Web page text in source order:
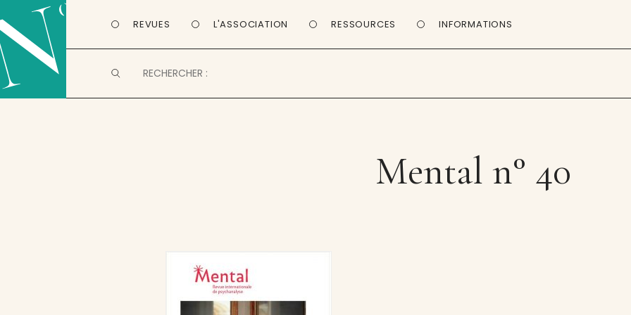
REVUES L'ASSOCIATION RESSOURCES INFORMATIONS
Mental n° 40